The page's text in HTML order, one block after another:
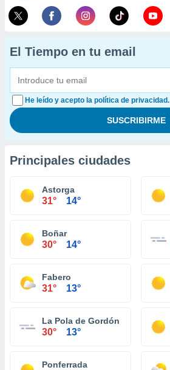
El Tiempo en tu email
He leído y acepto la política de privacidad.
Principales ciudades
Astorga
31° 14°
Boñar
30° 14°
Fabero
31° 13°
La Pola de Gordón
30° 13°
Ponferrada